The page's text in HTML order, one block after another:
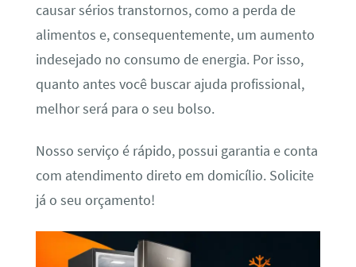
causar sérios transtornos, como a perda de
alimentos e, consequentemente, um aumento
indesejado no consumo de energia. Por isso,
quanto antes você buscar ajuda profissional,
melhor será para o seu bolso.
Nosso serviço é rápido, possui garantia e conta
com atendimento direto em domicílio. Solicite
já o seu orçamento!